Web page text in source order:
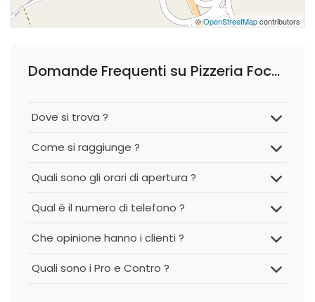
©OpenStreetMapcontributors
Domande Frequenti su Pizzeria Focacceria La Botte
Dove si trova ?
Come si raggiunge ?
Quali sono gli orari di apertura ?
Qual è il numero di telefono ?
Che opinione hanno i clienti ?
Quali sono i Pro e Contro ?